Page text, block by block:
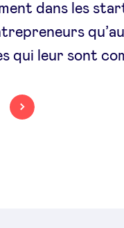
dans les
qui leur sont